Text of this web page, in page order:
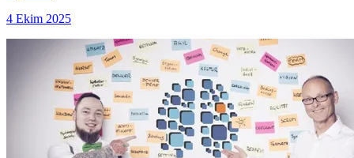
4 Ekim 2025